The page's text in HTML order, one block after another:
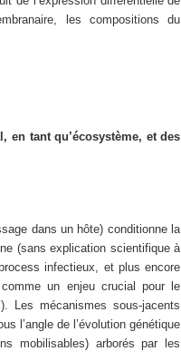
les compositions du
en tant qu’écosystème, et des
dans un hôte) conditionne la
(sans explication scientifique à
infectieux, et plus encore
un enjeu crucial pour le
Les mécanismes sous-jacents
l’angle de l’évolution génétique
mobilisables) arborés par les